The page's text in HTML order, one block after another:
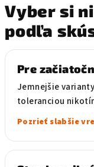
Vyber si
podľa
Pre
Jemnejšie
toleranciou
Pozrieť slabšie